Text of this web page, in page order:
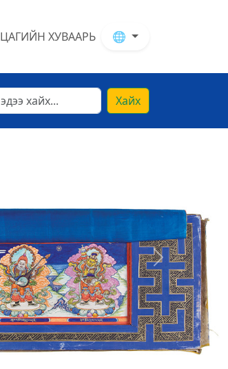
ЦАГИЙН ХУВААРЬ 🌐
Хайх
Next